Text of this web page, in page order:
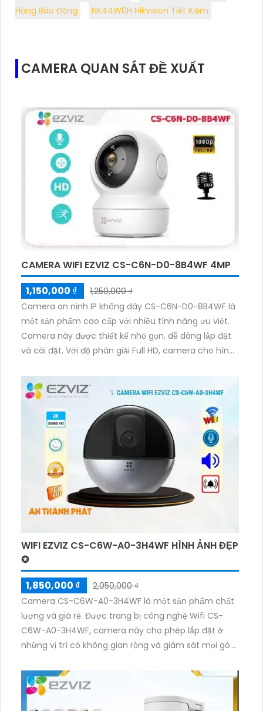
Hàng Báo Động
NK44W0H Hikvision Tiết Kiệm
CAMERA QUAN SÁT ĐỀ XUẤT
CAMERA WIFI EZVIZ CS-C6N-D0-8B4WF 4MP
1,150,000 ₫
1,250,000 ₫
Camera an ninh IP không dây CS-C6N-D0-8B4WF là
một sản phẩm cao cấp với nhiều tính năng ưu việt.
Camera này được thiết kế nhỏ gọn, dễ dàng lắp đặt
và cài đặt. Với độ phân giải Full HD, camera cho hình
hình ảnh chân thực. Camera IP không dây này cũng
hỗ trợ kết nối Wi-Fi, giúp người dùng dễ dàng kiểm
soát và xem trực tiếp hình ảnh từ xa thông qua điện
thoại di động hoặc máy tính. Ngoài ra, tính năng
cảnh báo chuyển động, hỗ trợ thẻ nhớ lên đến 128GB
giúp ghi lại các sự kiện quan trọng. Sản phẩm này
đáp ứng tốt nhu cầu bảo vệ an ninh của gia đình,
văn phòng, cửa hàng và các khu vực khác.
WIFI EZVIZ CS-C6W-A0-3H4WF HÌNH ẢNH ĐẸP
✪
1,850,000 ₫
2,050,000 ₫
Camera CS-C6W-A0-3H4WF là một sản phẩm chất
lượng và giá rẻ. Được trang bị công nghệ Wifi CS-
C6W-A0-3H4WF, camera này cho phép lắp đặt ở
những vị trí có không gian rộng và giám sát mọi góc
công nghệ mới IP Wifi Digital, đảm bảo chất lượng
hình ảnh sắc nét lên đến 4.0 MP. Ngoài ra, camera
còn tích hợp chức năng xoay 360 độ và thu âm cao